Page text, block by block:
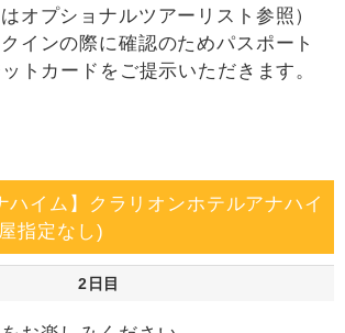
オプショナルツアーリスト参照）
インの際に確認のためパスポート
トカードをご提示いただきます。
ハイム】クラリオンホテルアナハイ
指定なし)
2日目